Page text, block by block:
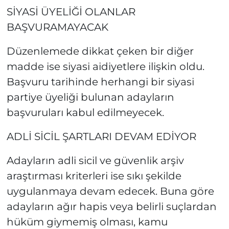
SİYASİ ÜYELİĞİ OLANLAR
BAŞVURAMAYACAK
Düzenlemede dikkat çeken bir diğer
madde ise siyasi aidiyetlere ilişkin oldu.
Başvuru tarihinde herhangi bir siyasi
partiye üyeliği bulunan adayların
başvuruları kabul edilmeyecek.
ADLİ SİCİL ŞARTLARI DEVAM EDİYOR
Adayların adli sicil ve güvenlik arşiv
araştırması kriterleri ise sıkı şekilde
uygulanmaya devam edecek. Buna göre
adayların ağır hapis veya belirli suçlardan
hüküm giymemiş olması, kamu